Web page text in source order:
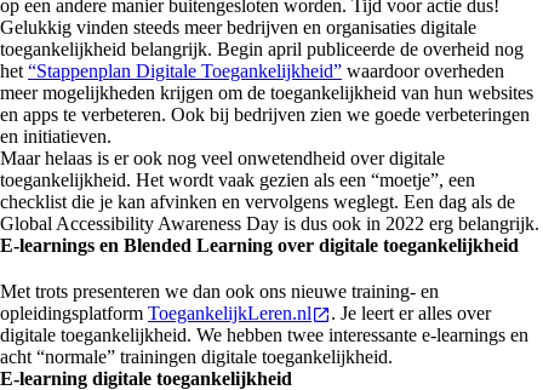
op een andere manier buitengesloten worden. Tijd voor actie dus!
Gelukkig vinden steeds meer bedrijven en organisaties digitale
toegankelijkheid belangrijk. Begin april publiceerde de overheid nog
het “Stappenplan Digitale Toegankelijkheid” waardoor overheden
meer mogelijkheden krijgen om de toegankelijkheid van hun websites
en apps te verbeteren. Ook bij bedrijven zien we goede verbeteringen
en initiatieven.
Maar helaas is er ook nog veel onwetendheid over digitale
toegankelijkheid. Het wordt vaak gezien als een “moetje”, een
checklist die je kan afvinken en vervolgens weglegt. Een dag als de
Global Accessibility Awareness Day is dus ook in 2022 erg belangrijk.
E-learnings en Blended Learning over digitale toegankelijkheid
Met trots presenteren we dan ook ons nieuwe training- en
opleidingsplatform ToegankelijkLeren.nl
. Je leert er alles over
digitale toegankelijkheid. We hebben twee interessante e-learnings en
acht “normale” trainingen digitale toegankelijkheid.
E-learning digitale toegankelijkheid